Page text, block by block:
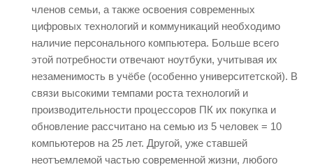
членов семьи, а также освоения современных
цифровых технологий и коммуникаций необходимо
наличие персонального компьютера. Больше всего
этой потребности отвечают ноутбуки, учитывая их
незаменимость в учёбе (особенно университетской). В
связи высокими темпами роста технологий и
производительности процессоров ПК их покупка и
обновление рассчитано на семью из 5 человек = 10
компьютеров на 25 лет. Другой, уже ставшей
неотъемлемой частью современной жизни, любого